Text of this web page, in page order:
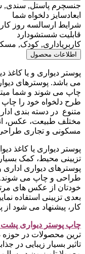
جنسچرم پاستل, سندی,
ابعادسایز دلخواه شما
شرایط ارسالسه روز
قابلیت شستشودارد
کاربریاداری, کودک,
اطلاعات محصول
پوستر دیواری و یا کاغذ
می باشد. پوسترهای
چاپ می شوند و شما
طرح دلخواه خود را
متنوع در دسته‌ بندی
مختلف طبیعت، عکس،
مسکونی و تجاری
پوستر دیواری یا کاغذ
تزیینی محیط، کمک
پوسترهای دیواری
طراحی و چاپ می شوند.
خودتان از عکس های
بعدی تزیینی استفاده
کار، پیشنهاد می شود از
چاپ پوستر دیواری پشت
ترین محصولات در
تاثیر بسیار زیبایی در